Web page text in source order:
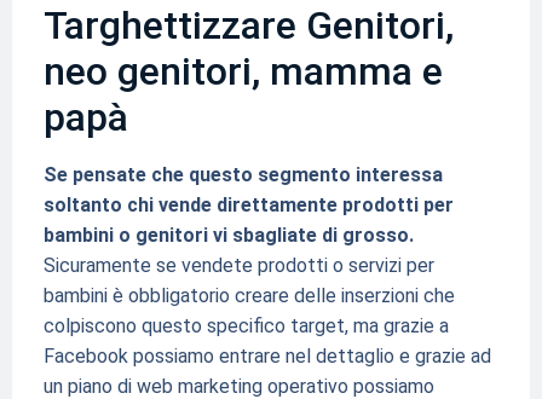
Targhettizzare Genitori,
neo genitori, mamma e
papà
Se pensate che questo segmento interessa
soltanto chi vende direttamente prodotti per
bambini o genitori vi sbagliate di grosso.
Sicuramente se vendete prodotti o servizi per
bambini è obbligatorio creare delle inserzioni che
colpiscono questo specifico target, ma grazie a
Facebook possiamo entrare nel dettaglio e grazie ad
un piano di web marketing operativo possiamo